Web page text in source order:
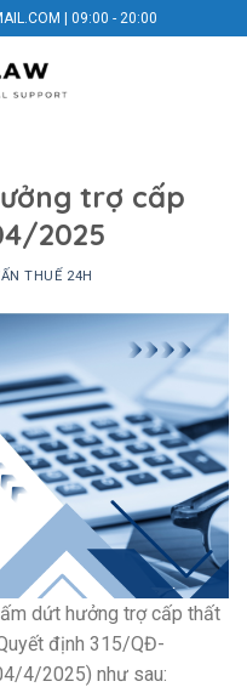
| 09:00 - 20:00
trợ cấp
2025
THUẾ 24H
dứt hưởng trợ cấp thất
định 315/QĐ-
4/2025) như sau: